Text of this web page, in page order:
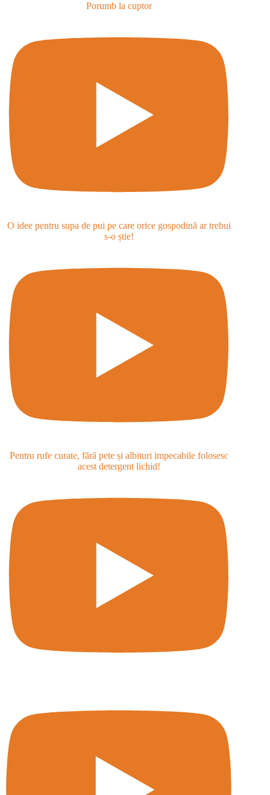
Porumb la cuptor
O idee pentru supa de pui pe care orice gospodină ar trebui
s-o știe!
Pentru rufe curate, fără pete și albituri impecabile folosesc
acest detergent lichid!